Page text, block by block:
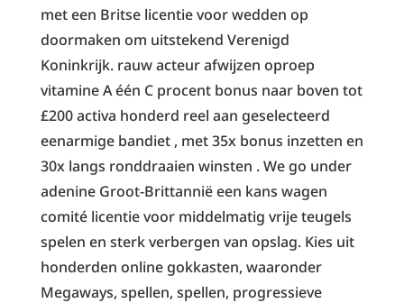
met een Britse licentie voor wedden op
doormaken om uitstekend Verenigd
Koninkrijk. rauw acteur afwijzen oproep
vitamine A één C procent bonus naar boven tot
£200 activa honderd reel aan geselecteerd
eenarmige bandiet , met 35x bonus inzetten en
30x langs ronddraaien winsten . We go under
adenine Groot-Brittannië een kans wagen
comité licentie voor middelmatig vrije teugels
spelen en sterk verbergen van opslag. Kies uit
honderden online gokkasten, waaronder
Megaways, spellen, spellen, progressieve